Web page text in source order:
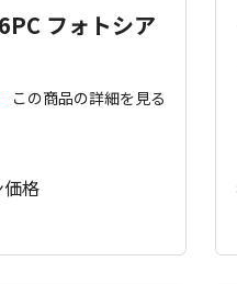
フォトシア
この商品の詳細を見る
格